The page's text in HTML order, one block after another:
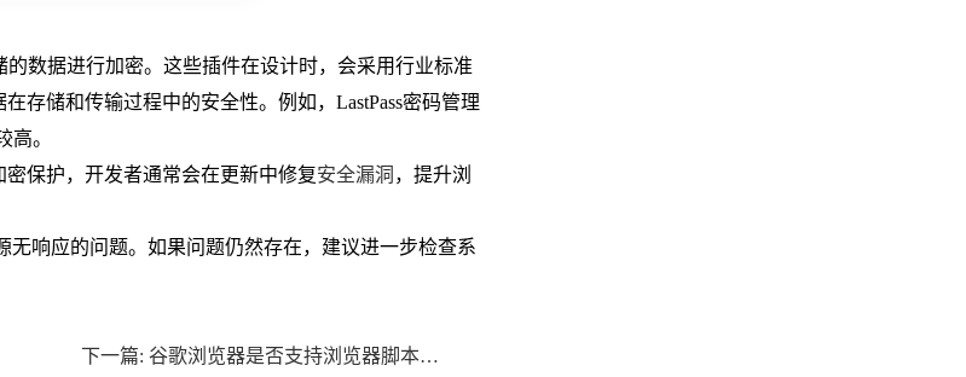
数据进行加密。这些插件在设计时，会采用行业标准
存储和传输过程中的安全性。例如，LastPass密码管理
高。
保护，开发者通常会在更新中修复安全漏洞 ，提升浏
无响应的问题。如果问题仍然存在，建议进一步检查系
下一篇: 谷歌浏览器是否支持浏览器脚本自动化